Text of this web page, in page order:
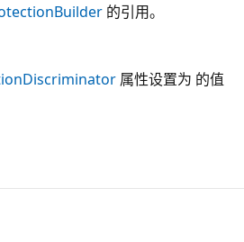
的引用。
属性设置为 的值